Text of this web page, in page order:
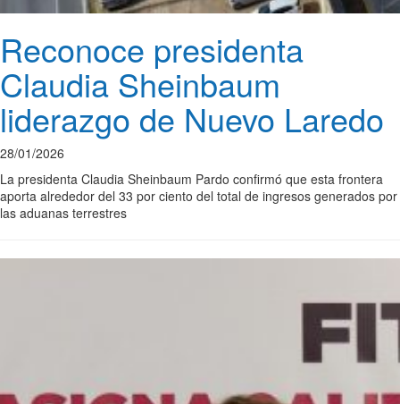
Reconoce presidenta
Claudia Sheinbaum
liderazgo de Nuevo Laredo
28/01/2026
La presidenta Claudia Sheinbaum Pardo confirmó que esta frontera
aporta alrededor del 33 por ciento del total de ingresos generados por
las aduanas terrestres